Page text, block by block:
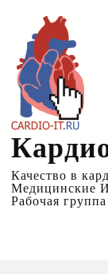
Качество в
Медицинские
Рабочая группа